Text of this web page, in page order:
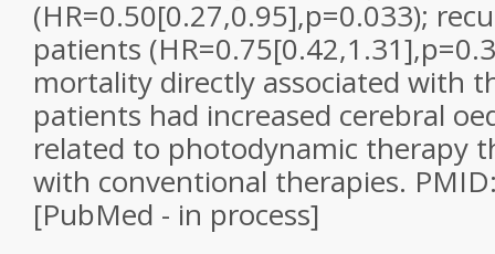
(HR=0.50[0.27,0.95],p=0.033);
patients
mortality directly associated with
patients had increased cerebral
related to photodynamic therapy
with conventional therapies.
[PubMed - in process]